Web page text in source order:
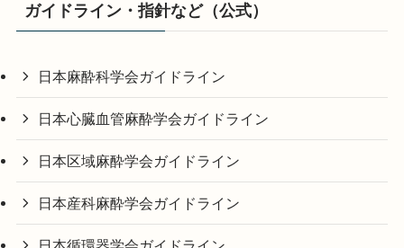
ガイドライン・指針など（公式）
日本麻酔科学会ガイドライン
日本心臓血管麻酔学会ガイドライン
日本区域麻酔学会ガイドライン
日本産科麻酔学会ガイドライン